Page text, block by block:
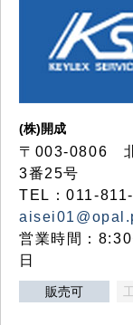
(株)開成
〒003-0806 北
3番25号
TEL：011-
営業時間：
日
販売可